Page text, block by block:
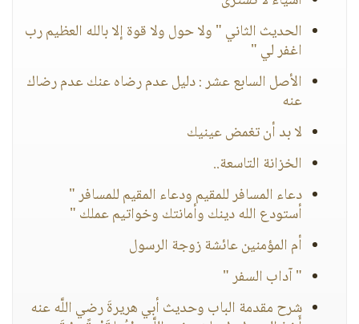
الحديث الثاني " ولا حول ولا قوة إلا بالله العظيم رب
اغفر لي "
الأصل السابع عشر : دليل عدم رضاه عنك عدم رضاك
عنه
لا بد أن تغمض عينيك
الخزانة التاسعة..
دعاء المسافر للمقيم ودعاء المقيم للمسافر "
أستودع الله دينك وأمانتك وخواتيم عملك "
أم المؤمنين عائشة زوجة الرسول
" آداب السفر "
شرح مقدمة الباب وحديث أبي هريرةَ رضي اللَّه عنه